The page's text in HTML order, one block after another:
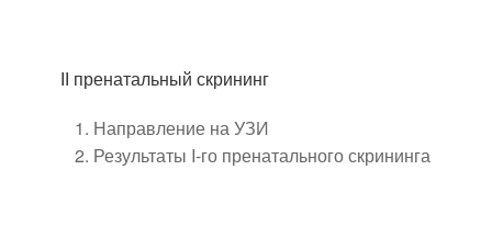
II пренатальный скрининг
Направление на УЗИ
Результаты I-го пренатального скрининга